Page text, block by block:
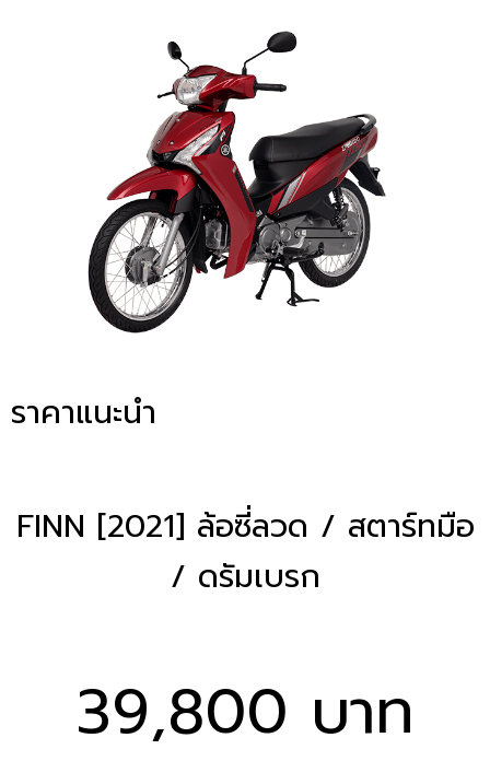
ราคาแนะนำ
FINN [2021] ล้อซี่ลวด / สตาร์ทมือ
/ ดรัมเบรก
39,800 บาท